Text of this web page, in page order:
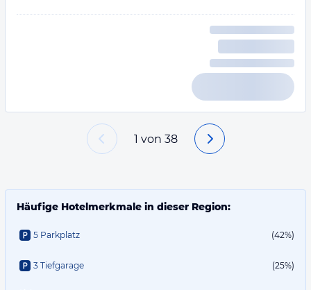
1 von 38
Häufige Hotelmerkmale in dieser Region:
5 Parkplatz (42%)
3 Tiefgarage (25%)